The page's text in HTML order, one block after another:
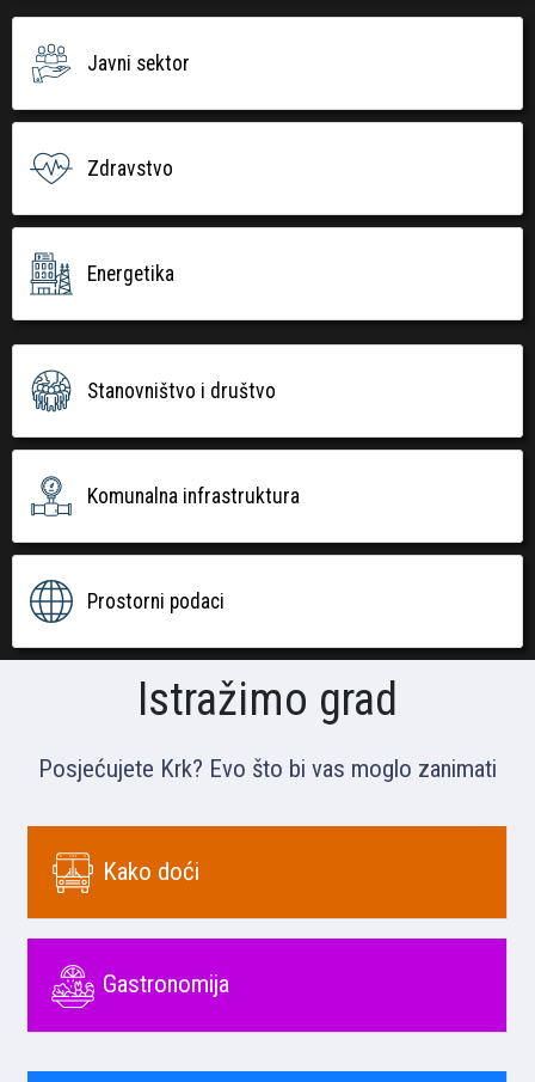
Javni sektor
Zdravstvo
Energetika
Stanovništvo i društvo
Komunalna infrastruktura
Prostorni podaci
Istražimo grad
Posjećujete Krk? Evo što bi vas moglo zanimati
Kako doći
Gastronomija